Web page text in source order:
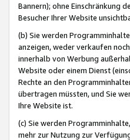
Bannern); ohne Einschränkung
Besucher Ihrer Website
(b) Sie werden
anzeigen, weder verkaufen
innerhalb von Werbung
Website oder einem Dienst
Rechte an den
übertragen müssten, und Sie
Ihre Website ist.
(c) Sie werden
mehr zur Nutzung zur